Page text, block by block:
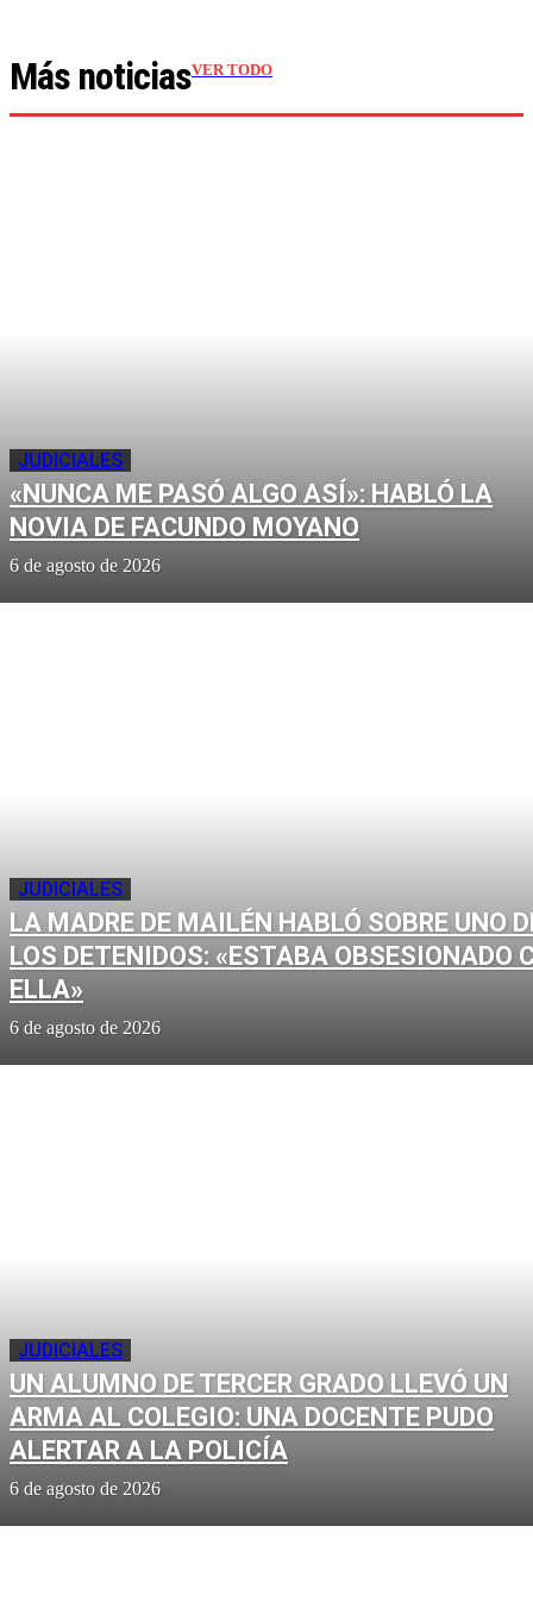
Más noticiasVER TODO
JUDICIALES
«NUNCA ME PASÓ ALGO ASÍ»: HABLÓ LA
NOVIA DE FACUNDO MOYANO
6 de agosto de 2026
JUDICIALES
LA MADRE DE MAILÉN HABLÓ SOBRE UNO
LOS DETENIDOS: «ESTABA OBSESIONADO
ELLA»
6 de agosto de 2026
JUDICIALES
UN ALUMNO DE TERCER GRADO LLEVÓ UN
ARMA AL COLEGIO: UNA DOCENTE PUDO
ALERTAR A LA POLICÍA
6 de agosto de 2026